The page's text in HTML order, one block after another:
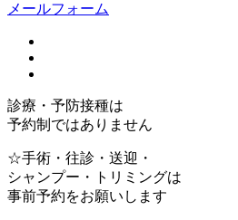
メールフォーム
診療・予防接種は
予約制ではありません
☆手術・往診・送迎・
シャンプー・トリミングは
事前予約をお願いします